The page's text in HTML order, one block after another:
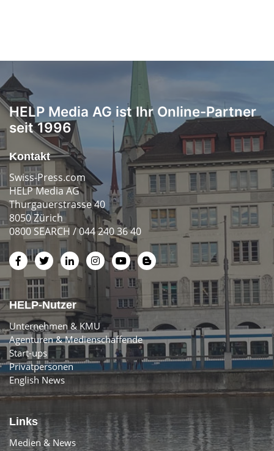
HELP Media AG ist Ihr Online-Partner
seit 1996
Kontakt
Swiss-Press.com
HELP Media AG
Thurgauerstrasse 40
8050 Zürich
0800 SEARCH / 044 240 36 40
HELP-Nutzer
Unternehmen & KMU
Agenturen & Medienschaffende
Start-ups
Privatpersonen
English News
Links
Medien & News